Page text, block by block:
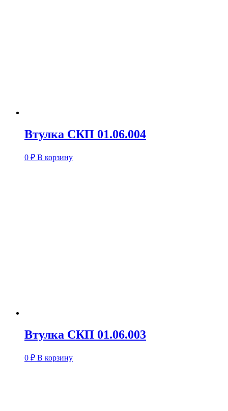
Втулка СКП 01.06.004
0 ₽ В корзину
Втулка СКП 01.06.003
0 ₽ В корзину